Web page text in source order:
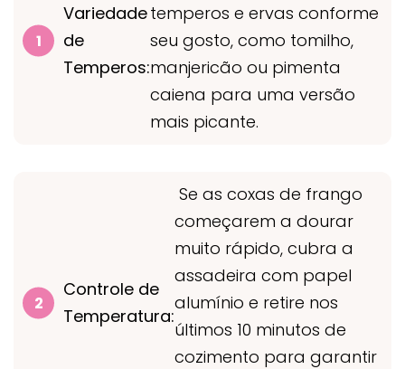
Variedade
de
Temperos:
temperos e ervas conforme
seu gosto, como tomilho,
manjericão ou pimenta
caiena para uma versão
mais picante.
Controle de
Temperatura:
Se as coxas de frango
começarem a dourar
muito rápido, cubra a
assadeira com papel
alumínio e retire nos
últimos 10 minutos de
cozimento para garantir